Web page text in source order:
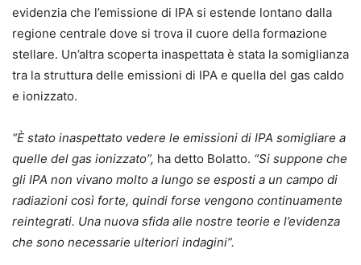
evidenzia che l’emissione di IPA si estende lontano dalla
regione centrale dove si trova il cuore della formazione
stellare. Un’altra scoperta inaspettata è stata la somiglianza
tra la struttura delle emissioni di IPA e quella del gas caldo
e ionizzato.
“È stato inaspettato vedere le emissioni di IPA somigliare a
quelle del gas ionizzato”, ha detto Bolatto. “Si suppone che
gli IPA non vivano molto a lungo se esposti a un campo di
radiazioni così forte, quindi forse vengono continuamente
reintegrati. Una nuova sfida alle nostre teorie e l’evidenza
che sono necessarie ulteriori indagini”.